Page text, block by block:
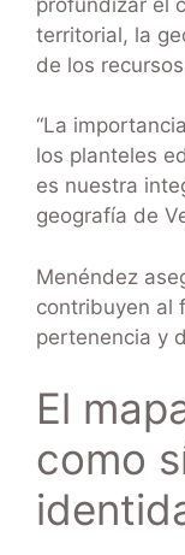
territorial, la
de los
“La
los planteles
es nuestra
geografía de
Menéndez
contribuyen al
pertenencia y
El
como